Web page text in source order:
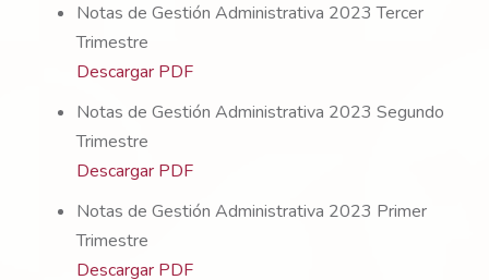
Notas de Gestión Administrativa 2023 Tercer
Trimestre
Descargar PDF
Notas de Gestión Administrativa 2023 Segundo
Trimestre
Descargar PDF
Notas de Gestión Administrativa 2023 Primer
Trimestre
Descargar PDF